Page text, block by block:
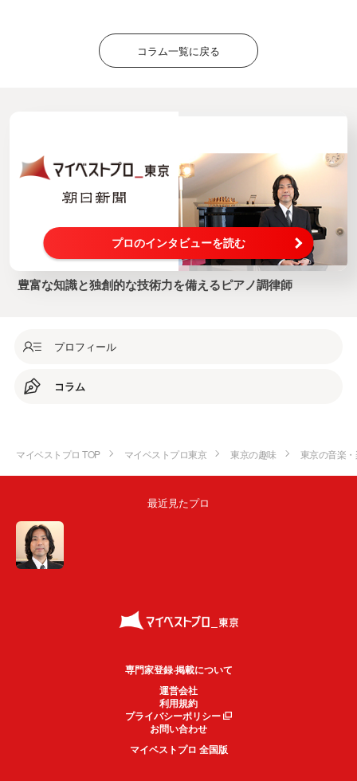
コラム一覧に戻る
プロのインタビューを読む
豊富な知識と独創的な技術力を備えるピアノ調律師
プロフィール
コラム
マイベストプロ TOP マイベストプロ東京 東京の趣味 東京の音楽
最近見たプロ
専門家登録·掲載について
運営会社
利用規約
プライバシーポリシー
お問い合わせ
マイベストプロ 全国版